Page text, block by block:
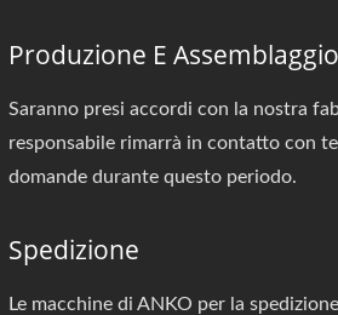
Produzione E Assemblaggio
Saranno presi accordi con la nostra
responsabile rimarrà in contatto con
domande durante questo periodo.
Spedizione
Le macchine di ANKO per la